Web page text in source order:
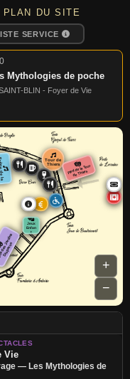
DU SITE
SERVICE
Mythologies de poche
BLIN - Foyer de Vie
Tour de
Thiers
Pied de la Tour
de Thiers
J
s
Jeux
Enfan
t
+
−
Vie
— Les Mythologies de